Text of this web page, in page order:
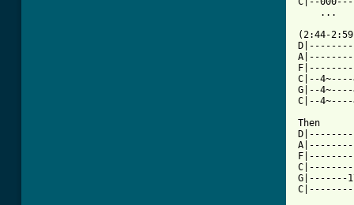
...
(2:44-
C|--
G|--
C|--
Then
G|-------